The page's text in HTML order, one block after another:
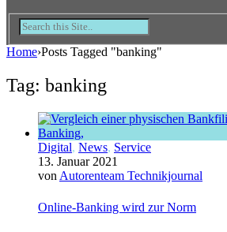
Home›Posts Tagged "banking"
Tag: banking
Digital, News, Service
13. Januar 2021
von Autorenteam Technikjournal
Online-Banking wird zur Norm